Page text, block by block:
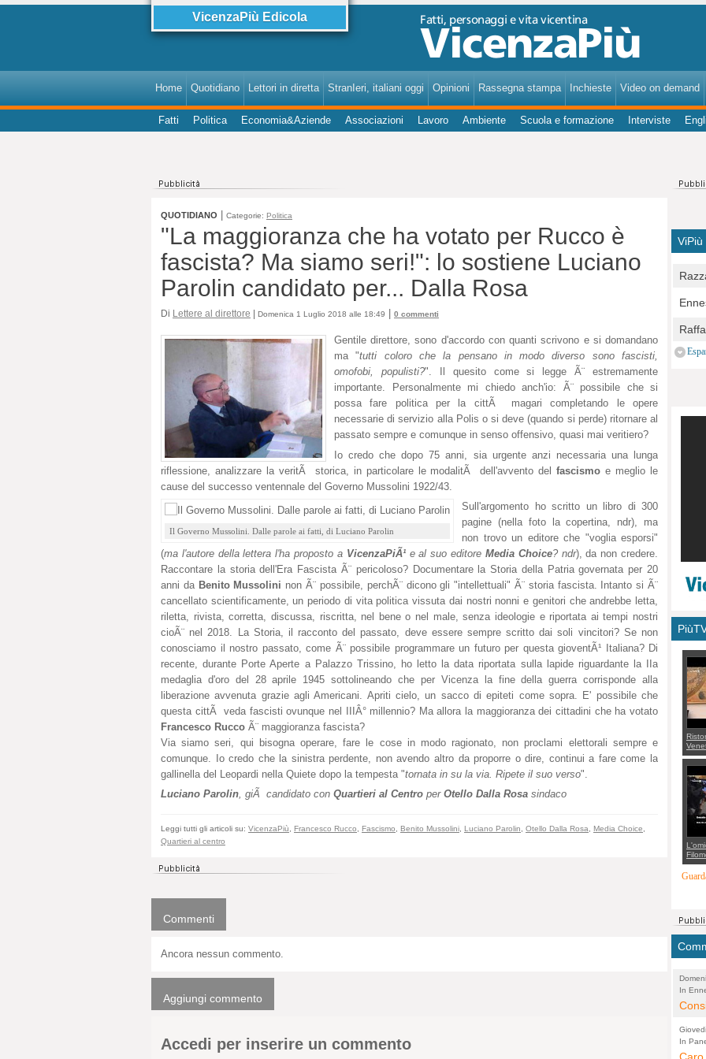
VicenzaPiù Edicola
Home Quotidiano Lettori in diretta StranIeri, italiani oggi Opinioni Rassegna stampa Inchieste Video on demand
Fatti Politica Economia&Aziende Associazioni Lavoro Ambiente Scuola e formazione Interviste
QUOTIDIANO Categorie: Politica
"La maggioranza che ha votato per Rucco è
fascista? Ma siamo seri!": lo sostiene Luciano
Parolin candidato per... Dalla Rosa
Di Lettere al direttore | Domenica 1 Luglio 2018 alle 18:49 0 commenti
Gentile direttore, sono d'accordo con quanti scrivono e si domandano
ma "tutti coloro che la pensano in modo diverso sono fascisti,
omofobi, populisti?". Il quesito come si legge Ã¨ estremamente
importante. Personalmente mi chiedo anch'io: Ã¨ possibile che si
possa fare politica per la cittÃ magari completando le opere
necessarie di servizio alla Polis o si deve (quando si perde) ritornare al
passato sempre e comunque in senso offensivo, quasi mai veritiero?
Io credo che dopo 75 anni, sia urgente anzi necessaria una lunga
riflessione, analizzare la veritÃ storica, in particolare le modalitÃ dell'avvento delfascismo e meglio le
cause del successo ventennale del Governo Mussolini 1922/43.
Il Governo Mussolini. Dalle parole ai fatti, di Luciano Parolin
Sull'argomento ho scritto un libro di 300
pagine (nella foto la copertina, ndr), ma
non trovo un editore che "voglia esporsi"
(ma l'autore della lettera l'ha proposto a VicenzaPiÃ¹e al suo editore Media Choice? ndr), da non credere.
Raccontare la storia dell'Era Fascista Ã¨ pericoloso? Documentare la Storia della Patria governata per 20
anni da Benito Mussolini non Ã¨ possibile, perchÃ¨ dicono gli "intellettuali" Ã¨ storia fascista. Intanto si Ã¨
cancellato scientificamente, un periodo di vita politica vissuta dai nostri nonni e genitori che andrebbe letta,
riletta, rivista, corretta, discussa, riscritta, nel bene o nel male, senza ideologie e riportata ai tempi nostri
cioÃ¨ nel 2018. La Storia, il racconto del passato, deve essere sempre scritto dai soli vincitori? Se non
conosciamo il nostro passato, come Ã¨ possibile programmare un futuro per questa gioventÃ¹ Italiana? Di
recente, durante Porte Aperte a Palazzo Trissino, ho letto la data riportata sulla lapide riguardante la IIa
medaglia d'oro del 28 aprile 1945 sottolineando che per Vicenza la fine della guerra corrisponde alla
liberazione avvenuta grazie agli Americani. Apriti cielo, un sacco di epiteti come sopra. E' possibile che
questa cittÃ veda fascisti ovunque nel IIIÂ° millennio? Ma allora la maggioranza dei cittadini che ha votato
Francesco Rucco Ã¨ maggioranza fascista?
Via siamo seri, qui bisogna operare, fare le cose in modo ragionato, non proclami elettorali sempre e
comunque. Io credo che la sinistra perdente, non avendo altro da proporre o dire, continui a fare come la
gallinella del Leopardi nella Quiete dopo la tempesta "tornata in su la via. Ripete il suo verso".
Luciano Parolin, giÃ candidato con Quartieri al Centro per Otello Dalla Rosa sindaco
Leggi tutti gli articoli su: VicenzaPiù, Francesco Rucco, Fascismo, Benito Mussolini, Luciano Parolin, Otello Dalla Rosa, Media Choice,
Quartieri al centro
Commenti
Ancora nessun commento.
Aggiungi commento
Accedi per inserire un commento
ViPiù
per
E
con
In
In